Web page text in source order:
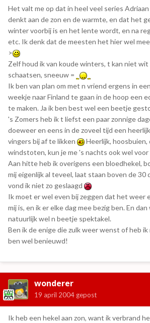
Het valt me op dat in heel veel series
denkt aan de zon en de warmte, en dat het
winter voorbij is en het lente wordt, en na
etc. Ik denk dat de meesten het hier wel
>
Zelf houd ik van koude winters, t kan niet
schaatsen, sneeuw =
Ik ben van plan om met n vriend ergens in
weekje naar Finland te gaan in de hoop een
te maken. Ja ik ben best wel een beetje
's Zomers heb ik t liefst een paar zonnige
doeweer en eens in de zoveel tijd een
vingers bij af te likken
Heerlijk, hoosbuien,
windstoten, kun je me 's nachts ook wel voor
Aan hitte heb ik overigens een bloedhekel,
mij eigenlijk al teveel, laat staan boven de 30
vond ik niet zo geslaagd
Ik moet er wel even bij zeggen dat het weer
mij is, en ik er elke dag mee bezig ben. En
natuurlijk wel n beetje spektakel.
Ben ik de enige die zulk weer wenst of heb
ben wel benieuwd!
wonderer
19 april 2004 gepost
Ik heb een hekel aan zon, want ik verbrand